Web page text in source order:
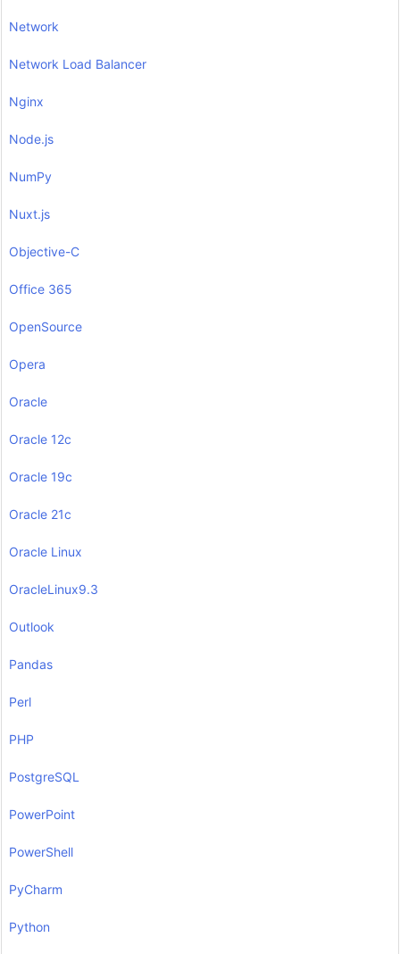
Network
Network Load Balancer
Nginx
Node.js
NumPy
Nuxt.js
Objective-C
Office 365
OpenSource
Opera
Oracle
Oracle 12c
Oracle 19c
Oracle 21c
Oracle Linux
OracleLinux9.3
Outlook
Pandas
Perl
PHP
PostgreSQL
PowerPoint
PowerShell
PyCharm
Python